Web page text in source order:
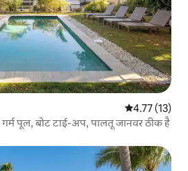
औसत रेटिंग 5 में
4.77 (13)
पूल, बोट टाई-अप, पालतू जानवर ठीक है